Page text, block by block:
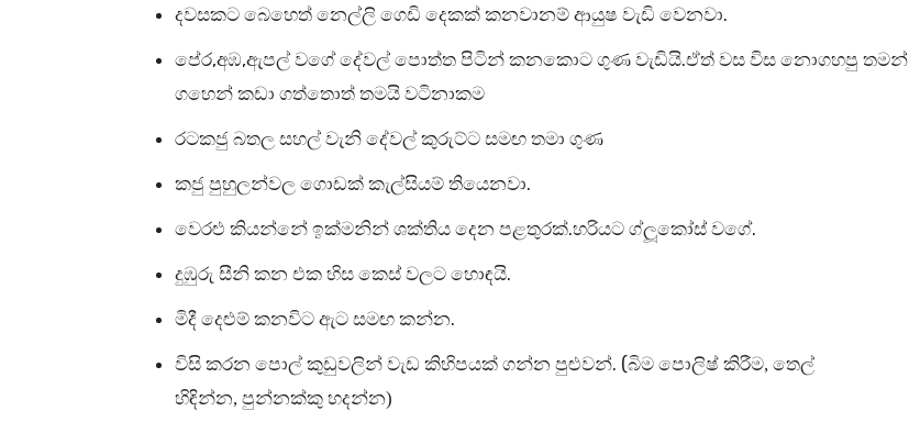
දවසකට බෙහෙත් නෙල්ලි ගෙඩි දෙකක් කනවානම් ආයුෂ වැඩි වෙනවා.
පේර,අඹ,ඇපල් වගේ දේවල් පොත්ත පිටින් කනකොට ගුණ වැඩියි.ඒත් වස විස නොගහපු තමන්
ගහෙන් කඩා ගත්තොත් තමයි වටිනාකම
රටකජු බතල සහල් වැනි දේවල් කුරුට්ට සමඟ තමා ගුණ
කජු පුහුලන්වල ගොඩක් කැල්සියම් තියෙනවා.
වෙරළු කියන්නේ ඉක්මනින් ශක්තිය දෙන පළතුරක්.හරියට ග්ලූකෝස් වගේ.
දුඹුරු සීනි කන එක හිස කෙස් වලට හොඳයි.
මිදී දෙළුම් කනවිට ඇට සමඟ කන්න.
විසි කරන පොල් කුඩුවලින් වැඩ කිහිපයක් ගන්න පුළුවන්. (බිම පොලිෂ් කිරීම, තෙල්
හිඳින්න, පුන්නක්කු හදන්න)